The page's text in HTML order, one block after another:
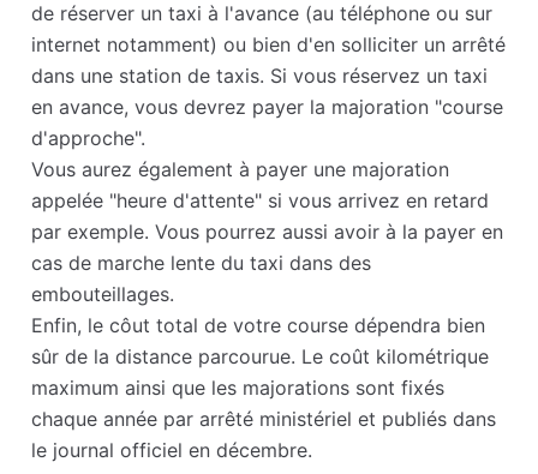
de réserver un taxi à l'avance (au téléphone ou sur
internet notamment) ou bien d'en solliciter un arrêté
dans une station de taxis. Si vous réservez un taxi
en avance, vous devrez payer la majoration "course
d'approche".
Vous aurez également à payer une majoration
appelée "heure d'attente" si vous arrivez en retard
par exemple. Vous pourrez aussi avoir à la payer en
cas de marche lente du taxi dans des
embouteillages.
Enfin, le côut total de votre course dépendra bien
sûr de la distance parcourue. Le coût kilométrique
maximum ainsi que les majorations sont fixés
chaque année par arrêté ministériel et publiés dans
le journal officiel en décembre.